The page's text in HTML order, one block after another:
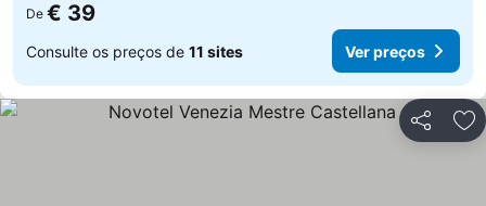
De € 39
Consulte os preços de 11 sites Ver preços
Partilhar